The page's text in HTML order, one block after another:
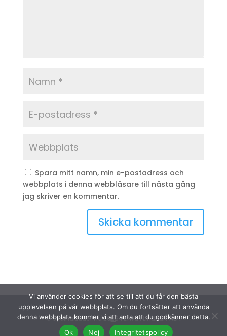
Spara mitt namn, min e-postadress och
webbplats i denna webbläsare till nästa gång
jag skriver en kommentar.
© Sydinakläder.nu 2026 | Efwa i Lindhult AB |
Vi använder cookies för att se till att du får den bästa
upplevelsen på vår webbplats. Om du fortsätter att använda
denna webbplats kommer vi att anta att du godkänner detta.
Ok
Nej Integritetspolicy